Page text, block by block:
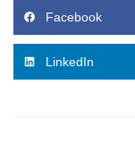
Facebook
LinkedIn